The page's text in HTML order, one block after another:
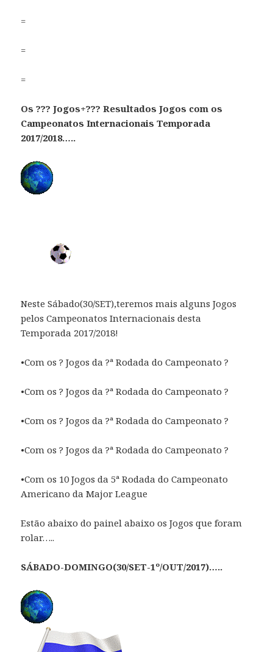
=
=
=
Os ??? Jogos+??? Resultados Jogos com os
Campeonatos Internacionais Temporada
2017/2018…..
Neste Sábado(30/SET),teremos mais alguns Jogos
pelos Campeonatos Internacionais desta
Temporada 2017/2018!
•Com os ? Jogos da ?ª Rodada do Campeonato ?
•Com os ? Jogos da ?ª Rodada do Campeonato ?
•Com os ? Jogos da ?ª Rodada do Campeonato ?
•Com os ? Jogos da ?ª Rodada do Campeonato ?
•Com os 10 Jogos da 5ª Rodada do Campeonato
Americano da Major League
Estão abaixo do painel abaixo os Jogos que foram
rolar…..
SÁBADO-DOMINGO(30/SET-1º/OUT/2017)…..